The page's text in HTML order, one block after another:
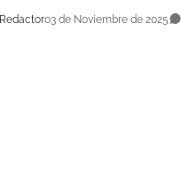
Redactor03 de Noviembre de 2025